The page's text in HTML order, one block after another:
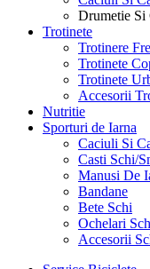
Drumetie Si
Trotinete
Trotinere
Trotinete
Trotinete
Accesorii
Nutritie
Sporturi de Iarna
Caciuli Si
Casti Schi/
Manusi De
Bandane
Bete Schi
Ochelari
Accesorii